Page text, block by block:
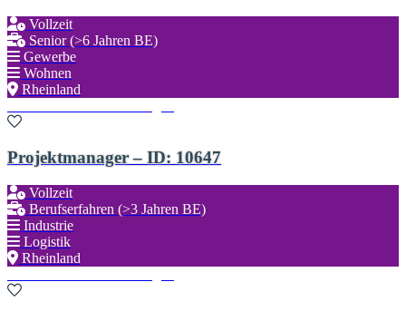
Vollzeit
Senior (>6 Jahren BE)
Gewerbe
Wohnen
Rheinland
Projektmanager – ID: 10647
Vollzeit
Berufserfahren (>3 Jahren BE)
Industrie
Logistik
Rheinland